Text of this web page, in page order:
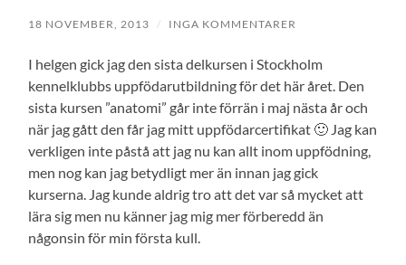
18 NOVEMBER, 2013 / INGA KOMMENTARER
I helgen gick jag den sista delkursen i Stockholm
kennelklubbs uppfödarutbildning för det här året. Den
sista kursen ”anatomi” går inte förrän i maj nästa år och
när jag gått den får jag mitt uppfödarcertifikat 🙂 Jag kan
verkligen inte påstå att jag nu kan allt inom uppfödning,
men nog kan jag betydligt mer än innan jag gick
kurserna. Jag kunde aldrig tro att det var så mycket att
lära sig men nu känner jag mig mer förberedd än
någonsin för min första kull.